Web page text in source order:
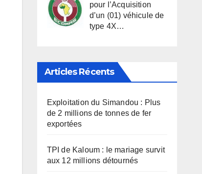
pour l’Acquisition
d’un (01) véhicule de
type 4X…
Articles Récents
Exploitation du Simandou : Plus
de 2 millions de tonnes de fer
exportées
TPI de Kaloum : le mariage survit
aux 12 millions détournés